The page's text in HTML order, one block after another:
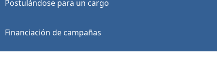
Postulándose para un cargo
Financiación de campañas